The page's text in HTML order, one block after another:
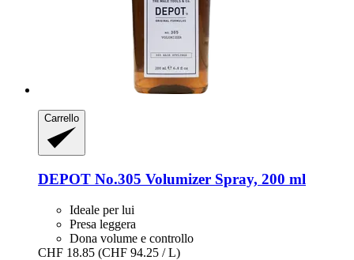
Carrello
DEPOT No.305 Volumizer Spray, 200 ml
Ideale per lui
Presa leggera
Dona volume e controllo
CHF 18.85 (CHF 94.25 / L)